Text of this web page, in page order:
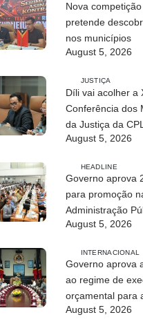
Nova
pretende
nos municípios
August 5, 2026
JUSTIÇA
Díli vai acolher a
Conferência dos
da Justiça da
August 5, 2026
HEADLINE
Governo aprova
para promoção
Administração
August 5, 2026
INTERNACIONAL
Governo aprova
ao regime de
orçamental para
investimento
August 5, 2026